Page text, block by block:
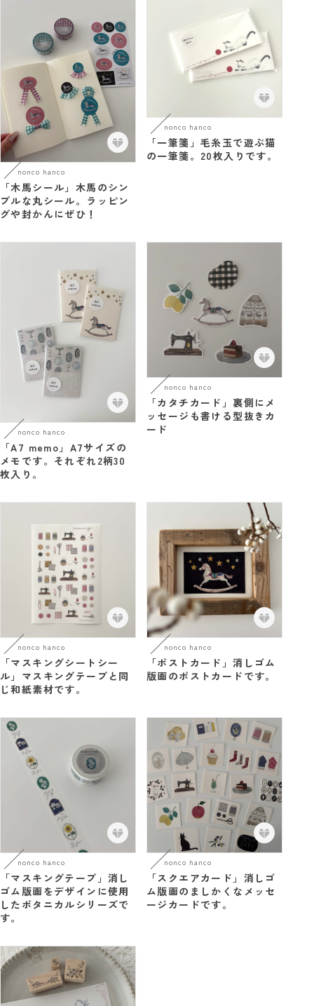
nonco hanco
「木馬シール」木馬のシン
プルな丸シール。ラッピン
グや封かんにぜひ！
nonco hanco
「一筆箋」毛糸玉で遊ぶ猫
の一筆箋。20枚入りです。
nonco hanco
「A7 memo」A7サイズの
メモです。それぞれ2柄30
枚入り。
nonco hanco
「カタチカード」裏側にメ
ッセージも書ける型抜きカ
ード
nonco hanco
「マスキングシートシー
ル」マスキングテープと同
じ和紙素材です。
nonco hanco
「ポストカード」消しゴム
版画のポストカードです。
nonco hanco
「マスキングテープ」消し
ゴム版画をデザインに使用
したボタニカルシリーズで
す。
nonco hanco
「スクエアカード」消しゴ
ム版画のましかくなメッセ
ージカードです。